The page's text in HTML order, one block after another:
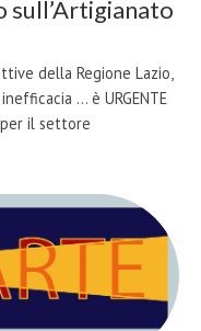
sull’Artigianato
della Regione Lazio,
... è URGENTE
il settore